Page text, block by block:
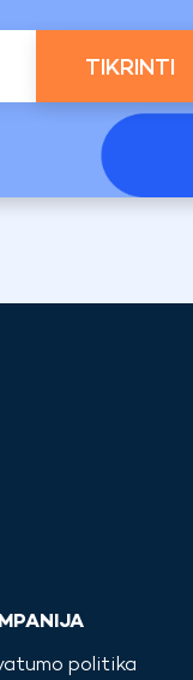
TIKRINTI
politika